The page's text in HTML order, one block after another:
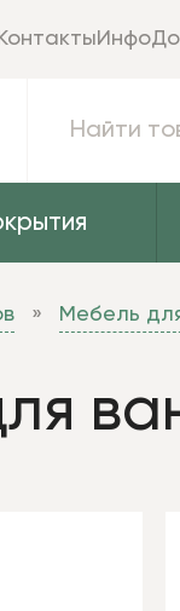
КонтактыИнфо
Мебель